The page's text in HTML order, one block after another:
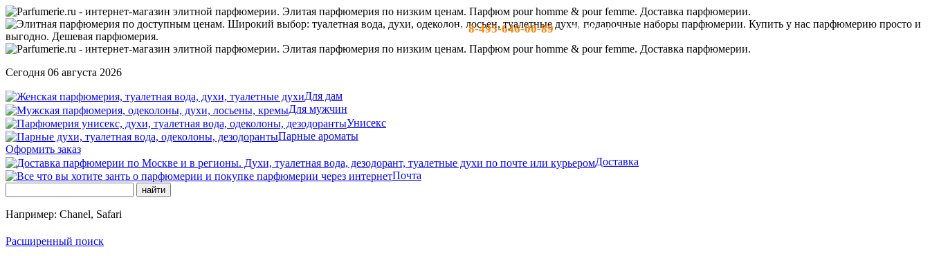
тел:8-495-646-00-89- c 10-19 по м.в.
Сегодня 06 августа 2026
Для дам
Для мужчин
Унисекс
Парные ароматы
Оформить заказ
Доставка
Почта
Например: Chanel, Safari
Расширенный поиск